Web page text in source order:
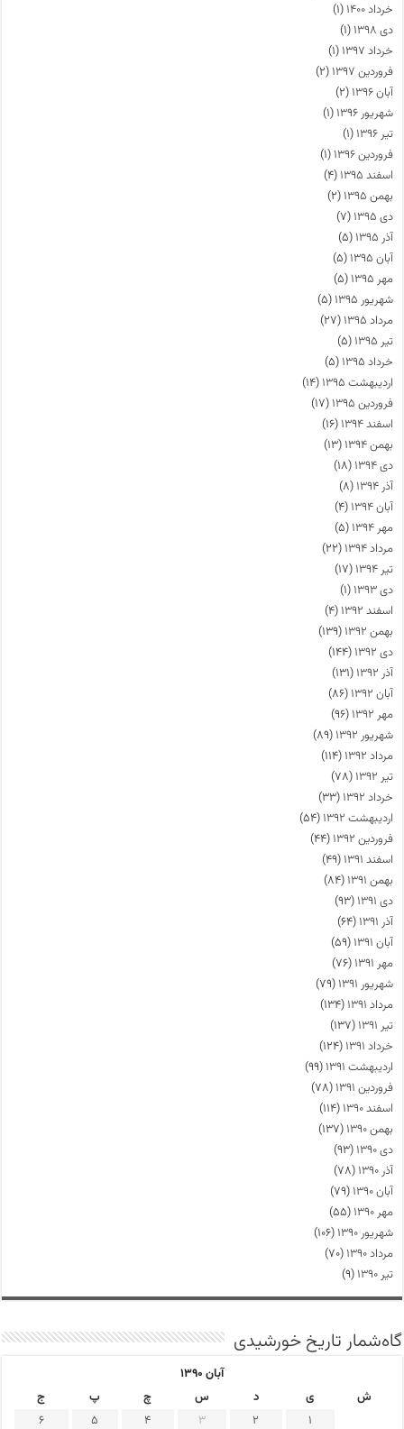
خرداد ۱۴۰۰
(۱)
دی ۱۳۹۸
(۱)
خرداد ۱۳۹۷
(۱)
فروردین ۱۳۹۷
(۲)
آبان ۱۳۹۶
(۲)
شهریور ۱۳۹۶
(۱)
تیر ۱۳۹۶
(۱)
فروردین ۱۳۹۶
(۱)
اسفند ۱۳۹۵
(۴)
بهمن ۱۳۹۵
(۲)
دی ۱۳۹۵
(۷)
آذر ۱۳۹۵
(۵)
آبان ۱۳۹۵
(۵)
مهر ۱۳۹۵
(۵)
شهریور ۱۳۹۵
(۵)
مرداد ۱۳۹۵
(۲۷)
تیر ۱۳۹۵
(۵)
خرداد ۱۳۹۵
(۵)
اردیبهشت ۱۳۹۵
(۱۴)
فروردین ۱۳۹۵
(۱۷)
اسفند ۱۳۹۴
(۱۶)
بهمن ۱۳۹۴
(۱۳)
دی ۱۳۹۴
(۱۸)
آذر ۱۳۹۴
(۸)
آبان ۱۳۹۴
(۴)
مهر ۱۳۹۴
(۵)
مرداد ۱۳۹۴
(۲۲)
تیر ۱۳۹۴
(۱۷)
دی ۱۳۹۳
(۱)
اسفند ۱۳۹۲
(۴)
بهمن ۱۳۹۲
(۱۳۹)
دی ۱۳۹۲
(۱۴۴)
آذر ۱۳۹۲
(۱۳۱)
آبان ۱۳۹۲
(۸۶)
مهر ۱۳۹۲
(۹۶)
شهریور ۱۳۹۲
(۸۹)
مرداد ۱۳۹۲
(۱۱۴)
تیر ۱۳۹۲
(۷۸)
خرداد ۱۳۹۲
(۳۳)
اردیبهشت ۱۳۹۲
(۵۴)
فروردین ۱۳۹۲
(۴۴)
اسفند ۱۳۹۱
(۴۹)
بهمن ۱۳۹۱
(۸۴)
دی ۱۳۹۱
(۹۳)
آذر ۱۳۹۱
(۶۴)
آبان ۱۳۹۱
(۵۹)
مهر ۱۳۹۱
(۷۶)
شهریور ۱۳۹۱
(۷۹)
مرداد ۱۳۹۱
(۱۳۴)
تیر ۱۳۹۱
(۱۳۷)
خرداد ۱۳۹۱
(۱۲۴)
اردیبهشت ۱۳۹۱
(۹۹)
فروردین ۱۳۹۱
(۷۸)
اسفند ۱۳۹۰
(۱۱۴)
بهمن ۱۳۹۰
(۱۳۷)
دی ۱۳۹۰
(۹۳)
آذر ۱۳۹۰
(۷۸)
آبان ۱۳۹۰
(۷۹)
مهر ۱۳۹۰
(۵۵)
شهریور ۱۳۹۰
(۱۰۶)
مرداد ۱۳۹۰
(۷۰)
تیر ۱۳۹۰
(۹)
گاه‌شمار تاریخ خورشیدی
آبان ۱۳۹۰
ش
ی د س چ پ
ج
1
2
3
4
5
6